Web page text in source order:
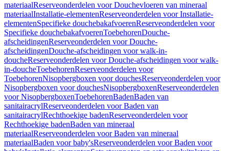
materiaalReserveonderdelen voor Douchevloeren van mineraal
materiaalInstallatie-elementenReserveonderdelen voor Installatie-
elementenSpecifieke douchebakafvoerenReserveonderdelen voor
Specifieke douchebakafvoerenToebehorenDouche-
afscheidingenReserveonderdelen voor Douche-
afscheidingenDouche-afscheidingen voor walk-in-
doucheReserveonderdelen voor Douche-afscheidingen voor walk-
in-doucheToebehorenReserveonderdelen voor
ToebehorenNisopbergboxen voor douchesReserveonderdelen voor
Nisopbergboxen voor douchesNisopbergboxenReserveonderdelen
voor NisopbergboxenToebehorenBadenBaden van
sanitairacrylReserveonderdelen voor Baden van
sanitairacrylRechthoekige badenReserveonderdelen voor
Rechthoekige badenBaden van mineraal
materiaalReserveonderdelen voor Baden van mineraal
materiaalBaden voor baby'sReserveonderdelen voor Baden voor